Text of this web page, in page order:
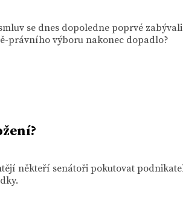
se dnes dopoledne poprvé zabývali
právního výboru nakonec dopadlo?
někteří senátoři pokutovat